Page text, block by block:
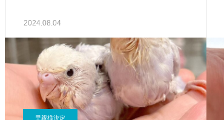
2024.08.04
里親様決定